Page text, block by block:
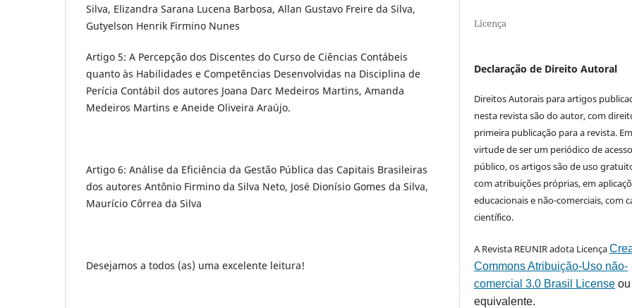
Silva, Elizandra Sarana Lucena Barbosa, Allan Gustavo Freire da Silva,
Gutyelson Henrik Firmino Nunes
Artigo 5: A Percepção dos Discentes do Curso de Ciências Contábeis
quanto às Habilidades e Competências Desenvolvidas na Disciplina de
Perícia Contábil dos autores Joana Darc Medeiros Martins, Amanda
Medeiros Martins e Aneide Oliveira Araújo.
Artigo 6: Análise da Eficiência da Gestão Pública das Capitais Brasileiras
dos autores Antônio Firmino da Silva Neto, José Dionísio Gomes da Silva,
Maurício Côrrea da Silva
Desejamos a todos (as) uma excelente leitura!
Licença
Declaração de Direito Autoral
Direitos Autorais para artigos
nesta revista são do autor, com
primeira publicação para a revista. Em
virtude de ser um periódico de acesso
público, os artigos são de uso
com atribuições próprias, em
educacionais e não-comerciais, com
científico.
A Revista REUNIR adota Licença
Commons Atribuição-Uso não-
comercial 3.0 Brasil License
equivalente.